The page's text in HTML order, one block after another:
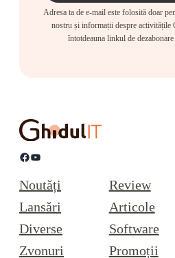
Adresa ta de e-mail este folosită doar
nostru și informații despre
întotdeauna linkul de
Facebook YouTube
Noutăți
Lansări
Diverse
Zvonuri
Review
Articole
Software
Promoții